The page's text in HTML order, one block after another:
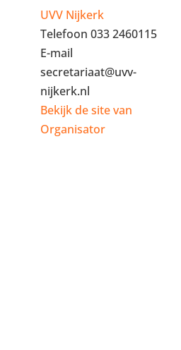
UVV Nijkerk
Telefoon 033 2460115
E-mail
secretariaat@uvv-
nijkerk.nl
Bekijk de site van
Organisator